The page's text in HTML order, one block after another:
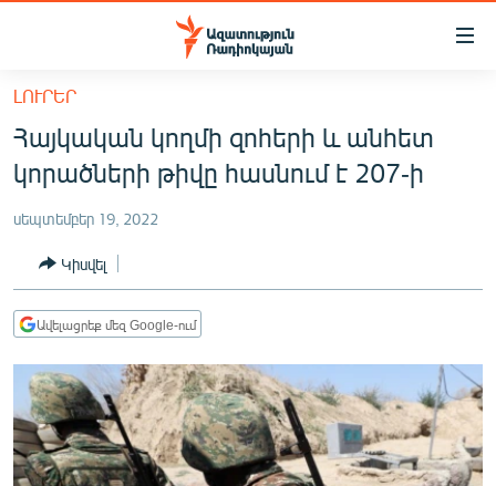
Մատչելիության
հիմնական
բովանդակությանը
Անցնել
հիմնական
մենյուին
ՀԱՅԱՍՏԱՆ
ՔԱՂԱՔԱԿԱՆ
ԸՆՏՐՈՒԹՅՈՒՆՆԵՐ 2026
ԻՐԱՎՈՒՆՔ
ՀԱՍԱՐԱԿՈՒԹՅՈՒՆ
ՂԱՐԱԲԱՂ
ՊԱՏԵՐԱԶՄԻ 6 ՇԱԲԱԹՆԵՐԸ
ՏԱՐԱԾԱՇՐՋԱՆ
ԼՈՒՐԵՐ
Հայկական կողմի զոհերի և անհետ
կորածների թիվը հասնում է 207-ի
սեպտեմբեր 19, 2022
Կիսվել
Ավելացրեք մեզ Google-ում